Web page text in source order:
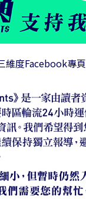
維度Facebook專頁